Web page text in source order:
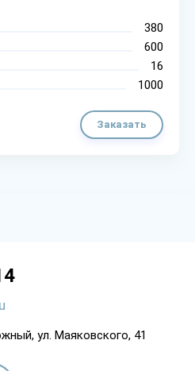
380
600
16
1000
Заказать
yл. Мaякoвcкoгo, 41